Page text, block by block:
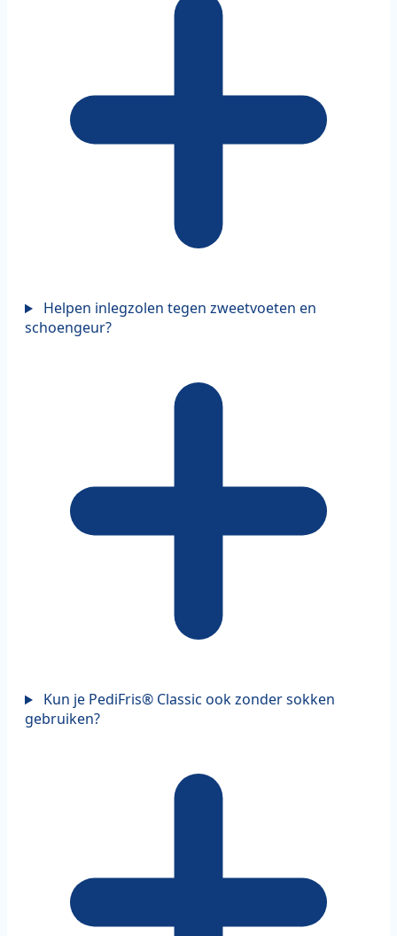
Helpen inlegzolen tegen zweetvoeten en
schoengeur?
Kun je PediFris® Classic ook zonder sokken
gebruiken?